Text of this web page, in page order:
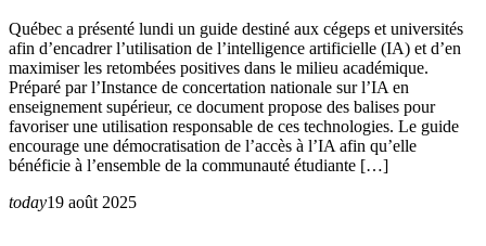
Québec a présenté lundi un guide destiné aux cégeps et universités
afin d’encadrer l’utilisation de l’intelligence artificielle (IA) et d’en
maximiser les retombées positives dans le milieu académique.
Préparé par l’Instance de concertation nationale sur l’IA en
enseignement supérieur, ce document propose des balises pour
favoriser une utilisation responsable de ces technologies. Le guide
encourage une démocratisation de l’accès à l’IA afin qu’elle
bénéficie à l’ensemble de la communauté étudiante […]
today19 août 2025